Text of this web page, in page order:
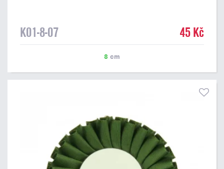
K01-8-07 45 Kč
8 cm